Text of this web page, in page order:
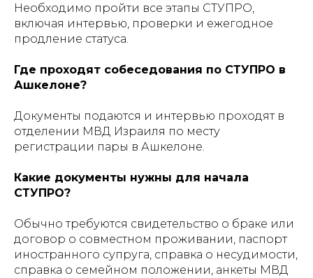
Необходимо пройти все этапы СТУПРО,
включая интервью, проверки и ежегодное
продление статуса.
Где проходят собеседования по СТУПРО в
Ашкелоне?
Документы подаются и интервью проходят в
отделении МВД Израиля по месту
регистрации пары в Ашкелоне.
Какие документы нужны для начала
СТУПРО?
Обычно требуются свидетельство о браке или
договор о совместном проживании, паспорт
иностранного супруга, справка о несудимости,
справка о семейном положении, анкеты МВД